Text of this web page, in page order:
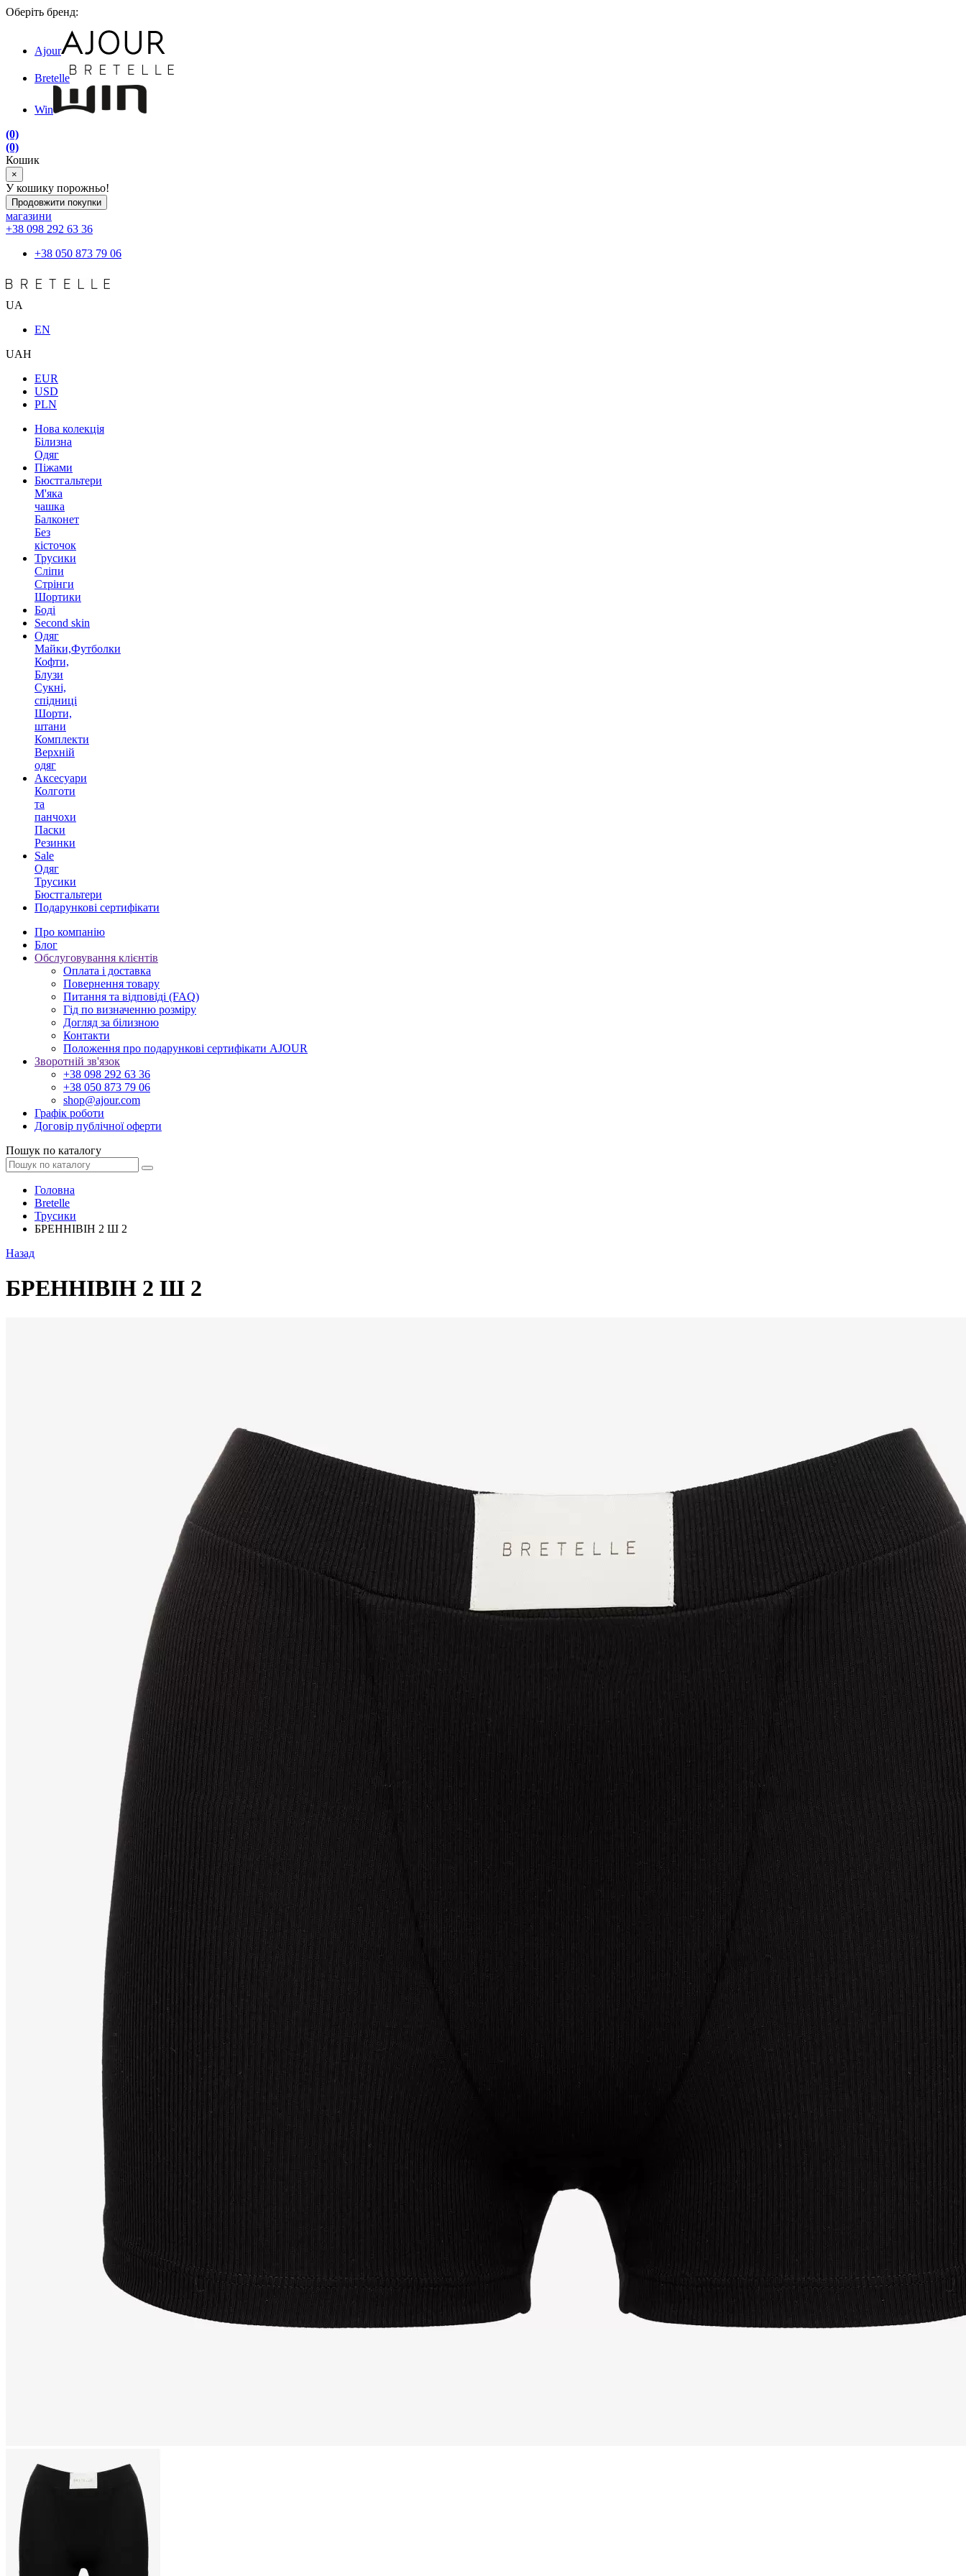
Оберіть бренд:
Ajour
Bretelle
Win
(0)
(0)
Кошик
×
У кошику порожньо!
Продовжити покупки
магазини
+38 098 292 63 36
+38 050 873 79 06
UA
EN
UAH
EUR
USD
PLN
Нова колекція
Білизна
Одяг
Піжами
Бюстгальтери
М'яка
чашка
Балконет
Без
кісточок
Трусики
Сліпи
Стрінги
Шортики
Боді
Second skin
Одяг
Майки,Футболки
Кофти,
Блузи
Сукні,
спідниці
Шорти,
штани
Комплекти
Верхній
одяг
Аксесуари
Колготи
та
панчохи
Паски
Резинки
Sale
Одяг
Трусики
Бюстгальтери
Подарункові сертифікати
Про компанію
Блог
Обслуговування клієнтів
Оплата і доставка
Повернення товару
Питання та відповіді (FAQ)
Гід по визначенню розміру
Догляд за білизною
Контакти
Положення про подарункові сертифікати AJOUR
Зворотній зв'язок
+38 098 292 63 36
+38 050 873 79 06
shop@ajour.com
Графік роботи
Договір публічної оферти
Пошук по каталогу
Головна
Bretelle
Трусики
БРЕННІВІН 2 Ш 2
Назад
БРЕННІВІН 2 Ш 2